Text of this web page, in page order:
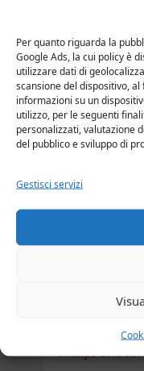
Per quanto riguarda la
Google Ads, la cui policy è
utilizzare dati di
scansione del dispositivo,
informazioni su un
utilizzo, per le seguenti
personalizzati, valutazione
del pubblico e sviluppo di
Gestisci servizi
Parlux 3800
Parlux 385
Parlux
Parlux
Philips